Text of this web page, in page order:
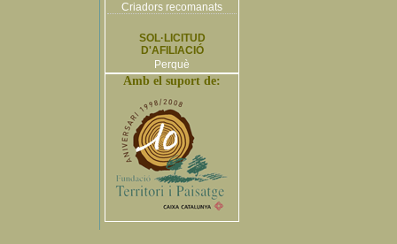
Criadors recomanats
SOL·LICITUD
D'AFILIACIÓ
Perquè
Amb el suport de: